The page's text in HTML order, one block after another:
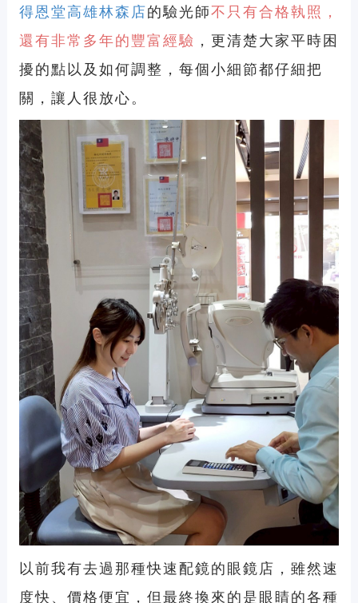
得恩堂高雄林森店的驗光師不只有合格執照，
還有非常多年的豐富經驗 ，更清楚大家平時困
擾的點以及如何調整，每個小細節都仔細把
關，讓人很放心。
以前我有去過那種快速配鏡的眼鏡店，雖然速
度快、價格便宜，但最終換來的是眼睛的各種